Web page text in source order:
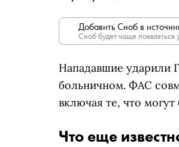
Добавить Сноб в
Сноб будет чаще появляться
Нападавшие ударили
больничном. ФАС
включая те, что
Что еще